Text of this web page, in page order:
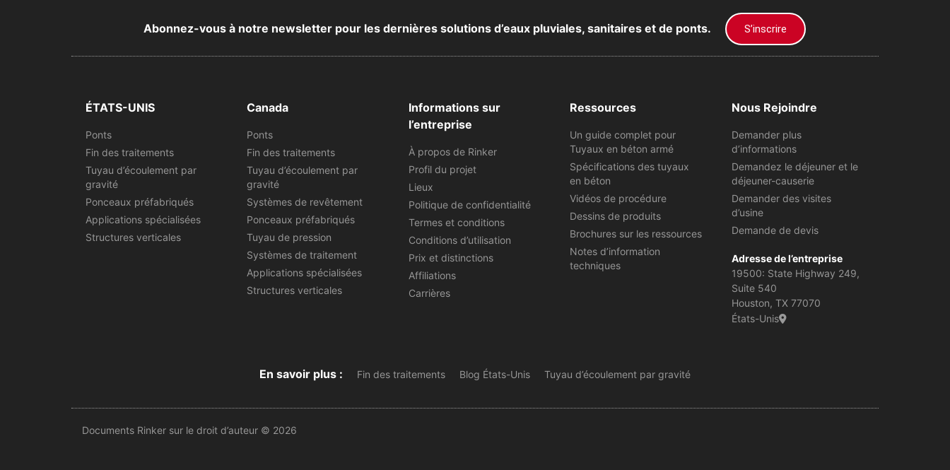
Abonnez-vous à notre newsletter pour les dernières solutions d’eaux pluviales, sanitaires et de ponts. S’inscrire
ÉTATS-UNIS
Ponts
Fin des traitements
Tuyau d’écoulement par
gravité
Ponceaux préfabriqués
Applications spécialisées
Structures verticales
Canada
Ponts
Fin des traitements
Tuyau d’écoulement par
gravité
Systèmes de revêtement
Ponceaux préfabriqués
Tuyau de pression
Systèmes de traitement
Applications spécialisées
Structures verticales
Informations sur
l’entreprise
À propos de Rinker
Profil du projet
Lieux
Politique de confidentialité
Termes et conditions
Conditions d’utilisation
Prix et distinctions
Affiliations
Carrières
Ressources
Un guide complet pour
Tuyaux en béton armé
Spécifications des tuyaux
en béton
Vidéos de procédure
Dessins de produits
Brochures sur les ressources
Notes d’information
techniques
Nous Rejoindre
Demander plus
d’informations
Demandez le déjeuner et le
déjeuner-causerie
Demander des visites
d’usine
Demande de devis
Adresse de l’entreprise
19500: State Highway 249,
Suite 540
Houston, TX 77070
États-Unis
En savoir plus : Fin des traitements Blog États-Unis Tuyau d’écoulement par gravité
Documents Rinker sur le droit d’auteur © 2026